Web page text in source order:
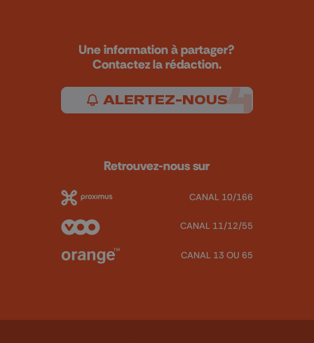
Une information à partager?
Contactez la rédaction.
ALERTEZ-NOUS
Retrouvez-nous sur
CANAL 10/166
CANAL 11/12/55
CANAL 13 OU 65